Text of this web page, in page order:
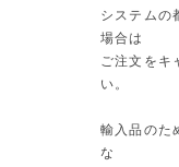
システムの
場合は
ご注文をキ
い。
輸入品のた
な